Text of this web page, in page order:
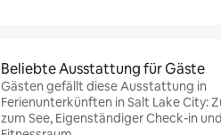
Beliebte Ausstattung für Gäste
Gästen gefällt diese Ausstattung in
Ferienunterkünften in Salt Lake City:
zum See, Eigenständiger Check-in und